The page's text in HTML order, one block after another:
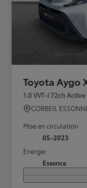
Toyota Aygo
1.0 VVT-i 72ch Active
CORBEIL
Mise en circulation
05-2023
Energie
Essence